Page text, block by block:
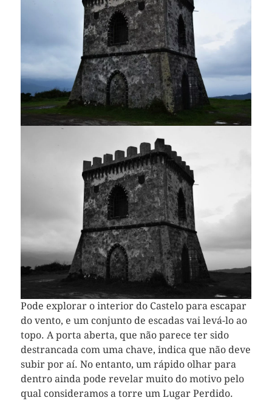
Pode explorar o interior do Castelo para escapar
do vento, e um conjunto de escadas vai levá-lo ao
topo. A porta aberta, que não parece ter sido
destrancada com uma chave, indica que não deve
subir por aí. No entanto, um rápido olhar para
dentro ainda pode revelar muito do motivo pelo
qual consideramos a torre um Lugar Perdido.